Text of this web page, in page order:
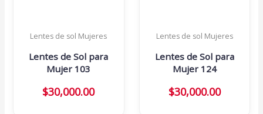
Lentes de sol Mujeres
Lentes de Sol para
Mujer 103
$30,000.00
Lentes de sol Mujeres
Lentes de Sol para
Mujer 124
$30,000.00